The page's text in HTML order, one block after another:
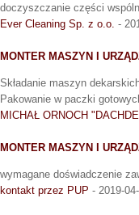
doczyszczanie części
Ever Cleaning Sp. z o.o. -
MONTER MASZYN I
Składanie maszyn
Pakowanie w paczki
MICHAŁ ORNOCH
MONTER MASZYN I
wymagane doświadczenie
kontakt przez PUP - 2019-